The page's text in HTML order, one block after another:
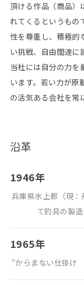
頂ける作品（商品）
れてくるというもの
性を尊重し、積極的
い挑戦、自由闊達
当社には自分の力を
います。若い力が原
の活気ある会社を常
沿革
1946年
兵庫県氷上郡（現
て釣具の製造
1965年
“からまない仕掛け